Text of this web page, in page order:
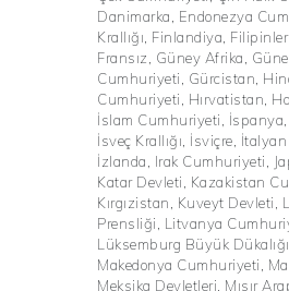
Danimarka, Endonezya
Krallığı, Finlandiya,
Fransız, Güney Afrika,
Cumhuriyeti, Gürcistan,
Cumhuriyeti, Hırvatistan,
İslam Cumhuriyeti,
İsveç Krallığı, İsviçre,
İzlanda, Irak Cumhuriyeti,
Katar Devleti, Kazakistan
Kırgızistan, Kuveyt Devleti,
Prensliği, Litvanya
Lüksemburg Büyük
Makedonya Cumhuriyeti,
Meksika Devletleri, Mısır